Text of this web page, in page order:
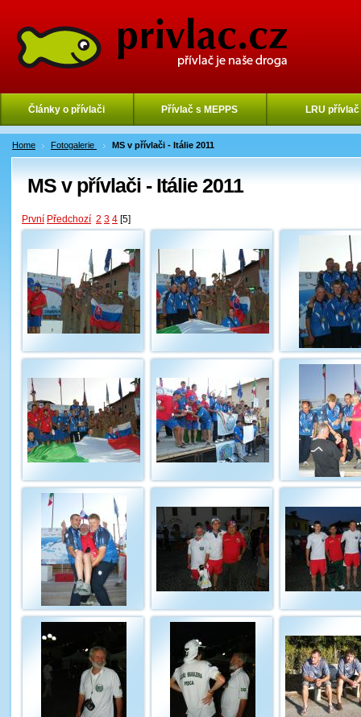
Články o přívlači Přívlač s MEPPS LRU přívlač
Home Fotogalerie MS v přívlači - Itálie 2011
MS v přívlači - Itálie 2011
První Předchozí 2 3 4 [5]